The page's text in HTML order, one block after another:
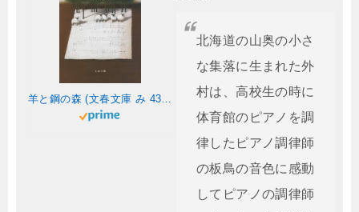
羊と鋼の森 (文春文庫 み 43-2)
北海道の山奥の小さ
な集落に生まれた外
村は、高校生の時に
体育館のピアノを調
律したピアノ調律師
の板鳥の音色に感動
してピアノの調律師